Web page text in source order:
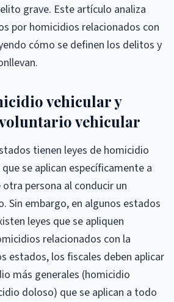
grave. Este artículo analiza
por homicidios relacionados con
cómo se definen los delitos y
vehicular y
vehicular
tienen leyes de homicidio
se aplican específicamente a
persona al conducir un
Sin embargo, en algunos estados
leyes que se apliquen
relacionados con la
estados, los fiscales deben aplicar
más generales (homicidio
doloso) que se aplican a todo